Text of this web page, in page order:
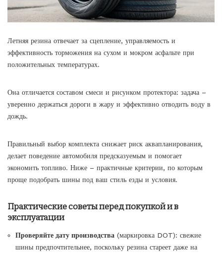
Летняя резина отвечает за сцепление, управляемость и
эффективность торможения на сухом и мокром асфальте при
положительных температурах.
Она отличается составом смеси и рисунком протектора: задача –
уверенно держаться дороги в жару и эффективно отводить воду в
дождь.
Правильный выбор комплекта снижает риск аквапланирования,
делает поведение автомобиля предсказуемым и помогает
экономить топливо. Ниже – практичные критерии, по которым
проще подобрать шины под ваш стиль езды и условия.
Практические советы перед покупкой и в
эксплуатации
Проверяйте дату производства (маркировка DOT): свежие
шины предпочтительнее, поскольку резина стареет даже на